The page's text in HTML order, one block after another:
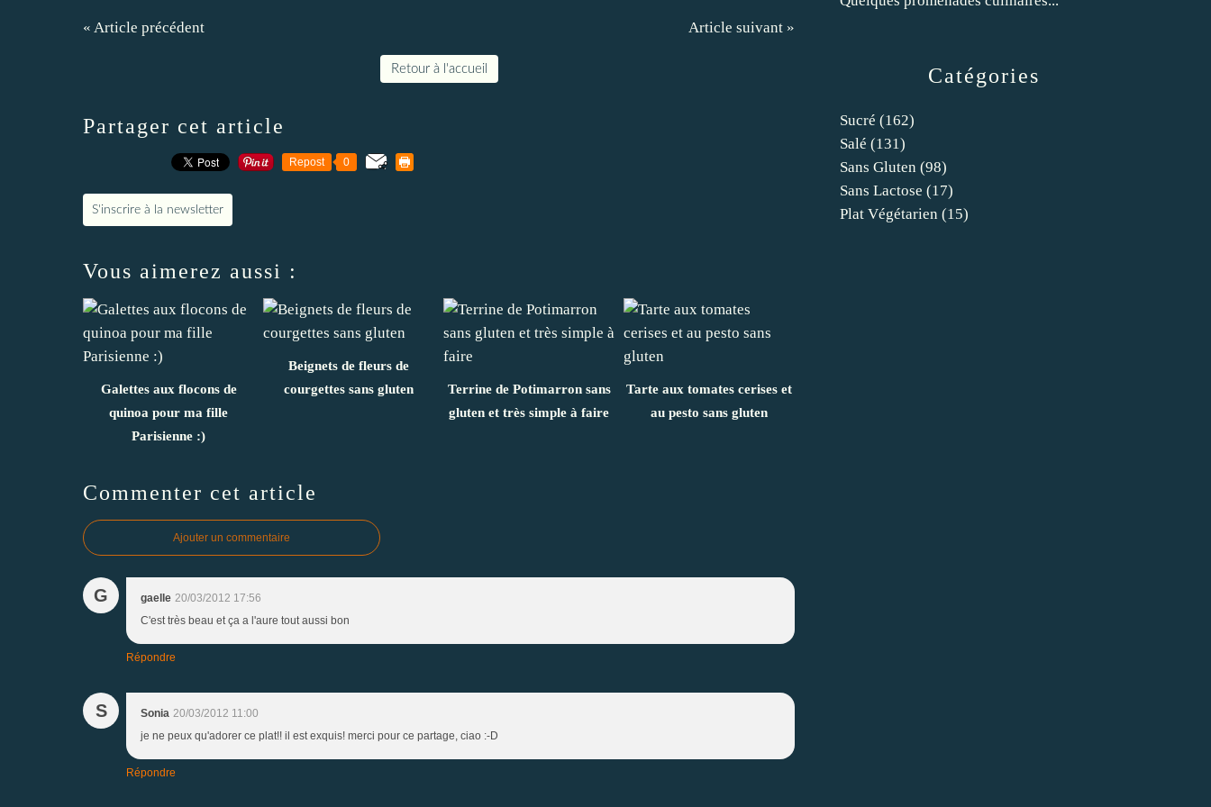
« Article précédent Article suivant »
Retour à l'accueil
Partager cet article
Repost 0
S'inscrire à la newsletter
Vous aimerez aussi :
Galettes aux flocons de
quinoa pour ma fille
Parisienne :)
Beignets de fleurs de
courgettes sans gluten
Terrine de Potimarron sans
gluten et très simple à faire
Tarte aux tomates cerises et
au pesto sans gluten
Commenter cet article
Ajouter un commentaire
G gaelle 20/03/2012 17:56
C'est très beau et ça a l'aure tout aussi bon
Répondre
S Sonia 20/03/2012 11:00
je ne peux qu'adorer ce plat!! il est exquis! merci pour ce partage, ciao :-D
Répondre
Catégories
Sucré (162)
Salé (131)
Sans Gluten (98)
Sans Lactose (17)
Plat Végétarien (15)